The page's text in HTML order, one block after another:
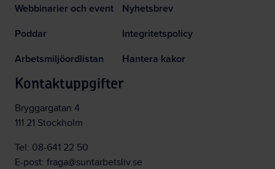
Webbinarier och event
Poddar
Arbetsmiljöordlistan
Nyhetsbrev
Integritetspolicy
Hantera kakor
Kontaktuppgifter
Bryggargatan 4
111 21 Stockholm
Tel: 08-641 22 50
E-post: fraga@suntarbetsliv.se